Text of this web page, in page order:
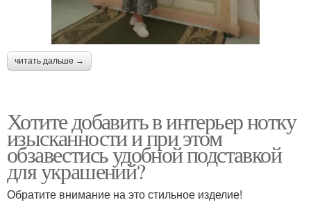
читать дальше →
Хотите добавить в интерьер нотку
изысканности и при этом
обзавестись удобной подставкой
для украшений?
Обратите внимание на это стильное изделие!